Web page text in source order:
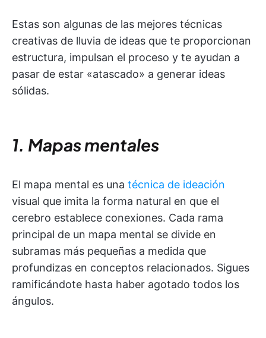
Estas son algunas de las mejores técnicas
creativas de lluvia de ideas que te proporcionan
estructura, impulsan el proceso y te ayudan a
pasar de estar «atascado» a generar ideas
sólidas.
1. Mapas mentales
El mapa mental es una técnica de ideación
visual que imita la forma natural en que el
cerebro establece conexiones. Cada rama
principal de un mapa mental se divide en
subramas más pequeñas a medida que
profundizas en conceptos relacionados. Sigues
ramificándote hasta haber agotado todos los
ángulos.